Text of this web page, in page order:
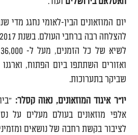
ואזורים השתתפו ביום הפתוח, וארגנו
שביקר בתערוכות.
יו"ר איגוד המוזאונים, נאוה קסלר:
אלפי מוזאונים בעולם מעלים על
לציבור בקשת רחבה של נושאים